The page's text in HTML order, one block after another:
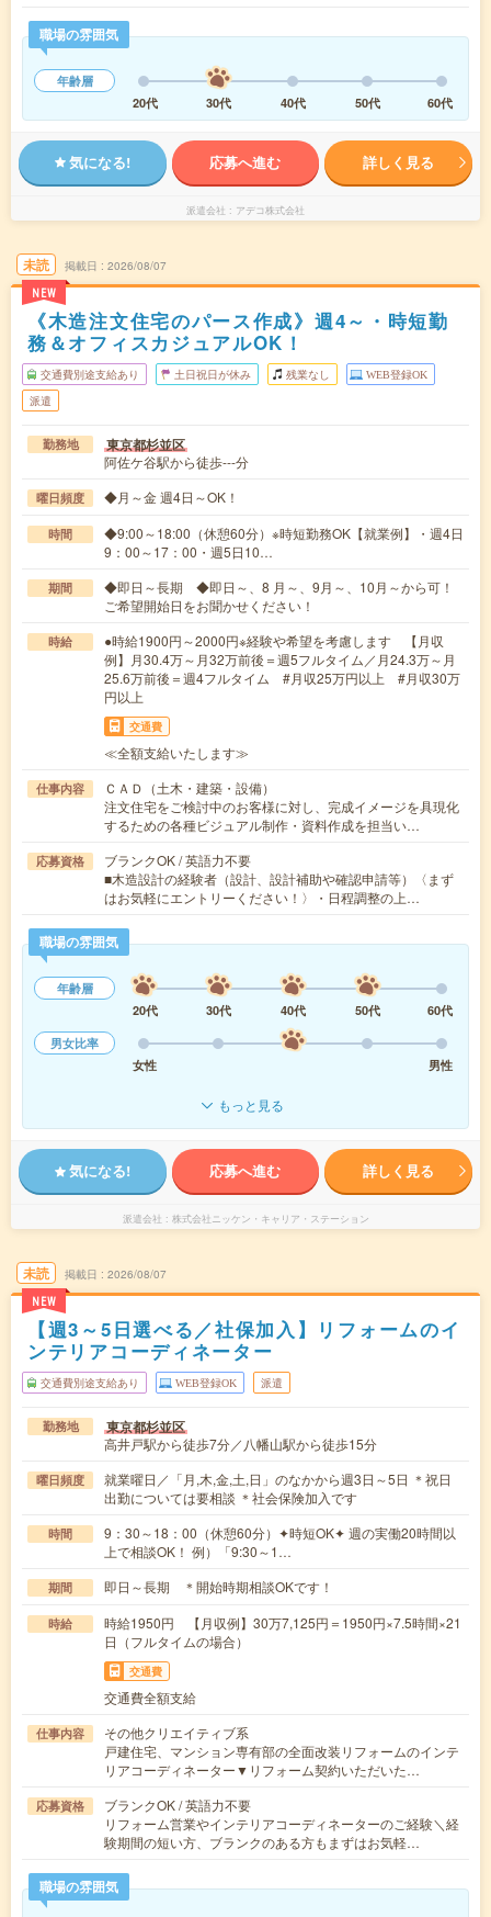
職場の雰囲気
年齢層
20代
30代 40代 50代 60代
気になる! 応募へ進む 詳しく見る
派遣会社 アデコ株式会社
未読
NEW
掲載日 2026/08/07
《木造注文住宅のパース作成》週4～・時短勤
務＆オフィスカジュアルOK！
交通費別途支給あり 土日祝日が休み 残業なし WEB登録OK
派遣
勤務地 東京都杉並区
阿佐ケ谷駅から徒歩---分
曜日頻度 ◆月～金 週4日～OK！
時間
◆9:00～18:00（休憩60分）※時短勤務OK【就業例】・週4日
9：00～17：00・週5日10…
期間
◆即日～長期 ◆即日～、8 月～、9月～、10月～から可！
ご希望開始日をお聞かせください！
時給
●時給1900円～2000円※経験や希望を考慮します 【月収
例】月30.4万～月32万前後＝週5フルタイム／月24.3万～月
25.6万前後＝週4フルタイム #月収25万円以上 #月収30万
円以上
交通費
≪全額支給いたします≫
仕事内容
ＣＡＤ（土木・建築・設備）
注文住宅をご検討中のお客様に対し、完成イメージを具現化
するための各種ビジュアル制作・資料作成を担当い…
応募資格
ブランクOK / 英語力不要
■木造設計の経験者（設計、設計補助や確認申請等）〈まず
はお気軽にエントリーください！〉・日程調整の上…
職場の雰囲気
年齢層
20代
30代 40代 50代
60代
男女比率
女性
男性
もっと見る
気になる! 応募へ進む 詳しく見る
派遣会社 株式会社ニッケン・キャリア・ステーション
未読
NEW
掲載日 2026/08/07
【週3～5日選べる／社保加入】リフォームのイ
ンテリアコーディネーター
交通費別途支給あり WEB登録OK 派遣
勤務地 東京都杉並区
高井戸駅から徒歩7分／八幡山駅から徒歩15分
曜日頻度
就業曜日／「月,木,金,土,日」のなかから週3日～5日 ＊祝日
出勤については要相談 ＊社会保険加入です
時間
9：30～18：00（休憩60分）✦時短OK✦ 週の実働20時間以
上で相談OK！ 例）「9:30～1…
期間 即日～長期 ＊開始時期相談OKです！
時給
時給1950円 【月収例】30万7,125円＝1950円×7.5時間×21
日（フルタイムの場合）
交通費
交通費全額支給
仕事内容
その他クリエイティブ系
戸建住宅、マンション専有部の全面改装リフォームのインテ
リアコーディネーター▼リフォーム契約いただいた…
応募資格
ブランクOK / 英語力不要
リフォーム営業やインテリアコーディネーターのご経験＼経
験期間の短い方、ブランクのある方もまずはお気軽…
職場の雰囲気